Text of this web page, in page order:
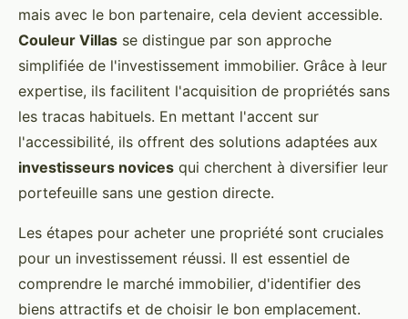
mais avec le bon partenaire, cela devient accessible.
Couleur Villas se distingue par son approche
simplifiée de l'investissement immobilier. Grâce à leur
expertise, ils facilitent l'acquisition de propriétés sans
les tracas habituels. En mettant l'accent sur
l'accessibilité, ils offrent des solutions adaptées aux
investisseurs novices qui cherchent à diversifier leur
portefeuille sans une gestion directe.
Les étapes pour acheter une propriété sont cruciales
pour un investissement réussi. Il est essentiel de
comprendre le marché immobilier, d'identifier des
biens attractifs et de choisir le bon emplacement.